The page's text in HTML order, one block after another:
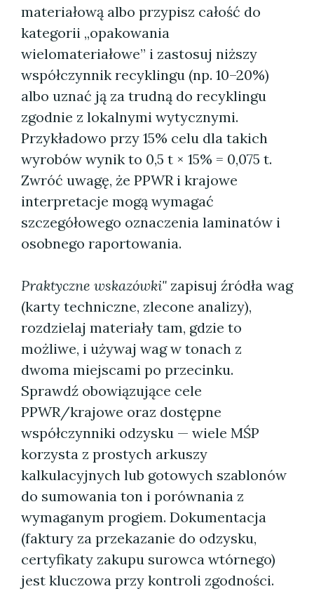
materiałową albo przypisz całość do
kategorii „opakowania
wielomateriałowe” i zastosuj niższy
współczynnik recyklingu (np. 10–20%)
albo uznać ją za trudną do recyklingu
zgodnie z lokalnymi wytycznymi.
Przykładowo przy 15% celu dla takich
wyrobów wynik to 0,5 t × 15% = 0,075 t.
Zwróć uwagę, że PPWR i krajowe
interpretacje mogą wymagać
szczegółowego oznaczenia laminatów i
osobnego raportowania.
Praktyczne wskazówki" zapisuj źródła wag
(karty techniczne, zlecone analizy),
rozdzielaj materiały tam, gdzie to
możliwe, i używaj wag w tonach z
dwoma miejscami po przecinku.
Sprawdź obowiązujące cele
PPWR/krajowe oraz dostępne
współczynniki odzysku — wiele MŚP
korzysta z prostych arkuszy
kalkulacyjnych lub gotowych szablonów
do sumowania ton i porównania z
wymaganym progiem. Dokumentacja
(faktury za przekazanie do odzysku,
certyfikaty zakupu surowca wtórnego)
jest kluczowa przy kontroli zgodności.